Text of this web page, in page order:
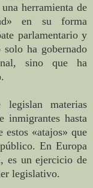
herramienta de
en su forma
parlamentario y
ha gobernado
sino que ha
legislan materias
inmigrantes hasta
«atajos» que
En Europa
es un ejercicio de
legislativo.